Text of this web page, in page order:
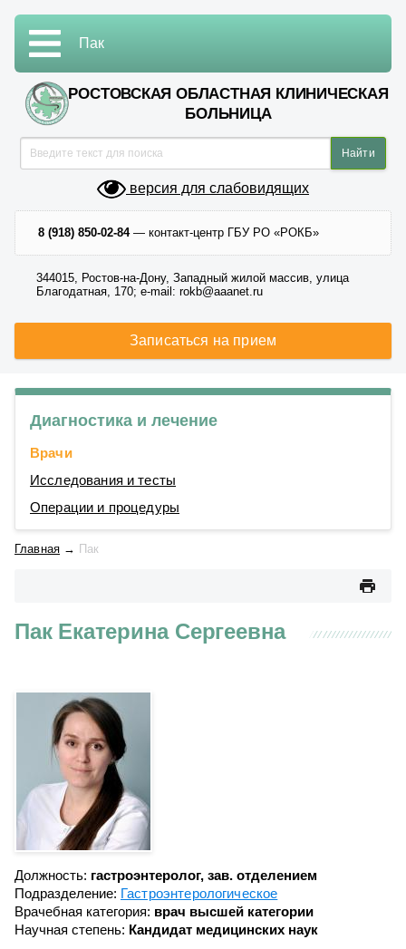
РОСТОВСКАЯ ОБЛАСТНАЯ КЛИНИЧЕСКАЯ
БОЛЬНИЦА
версия для слабовидящих
8 (918) 850-02-84— контакт-центр ГБУ РО «РОКБ»
344015, Ростов-на-Дону, Западный жилой массив, улица
Благодатная, 170; e-mail: rokb@aaanet.ru
Записаться на прием
Пак
Диагностика и лечение
Врачи
Исследования и тесты
Операции и процедуры
Главная → Пак
Пак Екатерина Сергеевна
Должность: гастроэнтеролог, зав. отделением
Подразделение: Гастроэнтерологическое
Врачебная категория: врач высшей категории
Научная степень: Кандидат медицинских наук